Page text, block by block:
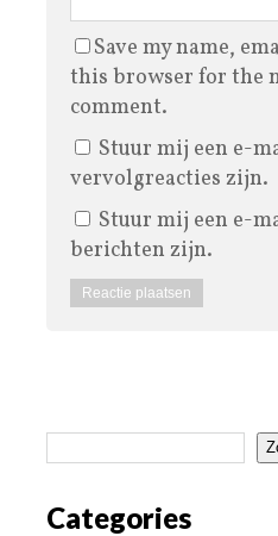
Save my name,
this browser for the
comment.
Stuur mij een e-
vervolgreacties zijn.
Stuur mij een e-
berichten zijn.
Categories